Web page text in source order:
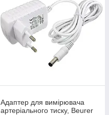
Адаптер для вимірювача
артеріального тиску, Beurer